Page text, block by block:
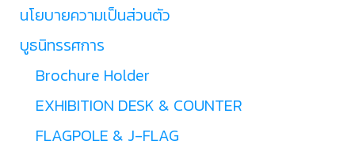
นโยบายความเป็นส่วนตัว
บูธนิทรรศการ
Brochure Holder
EXHIBITION DESK & COUNTER
FLAGPOLE & J-FLAG